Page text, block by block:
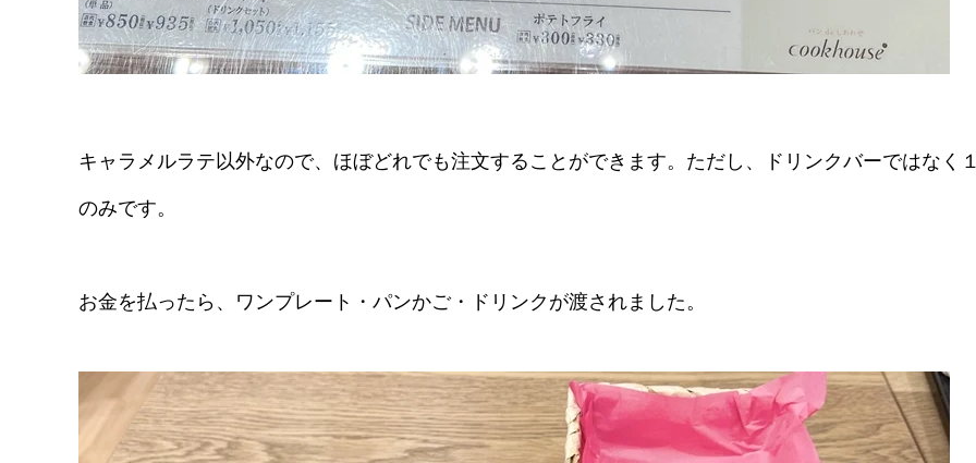
キャラメルラテ以外なので、ほぼどれでも注文することができます。ただし、ドリンクバーではなく
のみです。
お金を払ったら、ワンプレート・パンかご・ドリンクが渡されました。